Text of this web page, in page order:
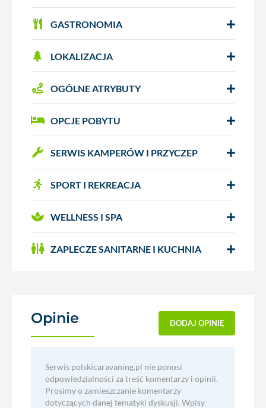
GASTRONOMIA
LOKALIZACJA
OGÓLNE ATRYBUTY
OPCJE POBYTU
SERWIS KAMPERÓW I PRZYCZEP
SPORT I REKREACJA
WELLNESS I SPA
ZAPLECZE SANITARNE I KUCHNIA
Opinie DODAJ OPINIĘ
Serwis polskicaravaning.pl nie ponosi
odpowiedzialności za treść komentarzy i opinii.
Prosimy o zamieszczanie komentarzy
dotyczących danej tematyki dyskusji. Wpisy